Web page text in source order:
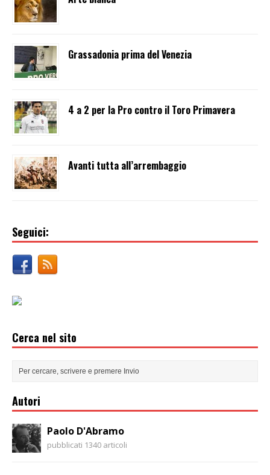
Grassadonia prima del Venezia
4 a 2 per la Pro contro il Toro Primavera
Avanti tutta all’arrembaggio
Seguici:
Cerca nel sito
Autori
Paolo D'Abramo
pubblicati 1340 articoli